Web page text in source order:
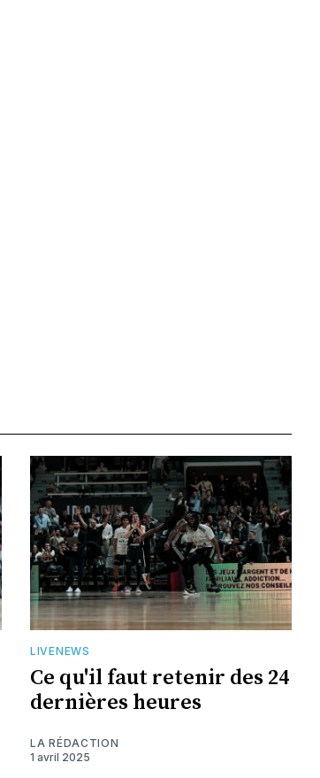
LIVENEWS
Ce qu'il faut retenir des 24
dernières heures
LA RÉDACTION
1 avril 2025